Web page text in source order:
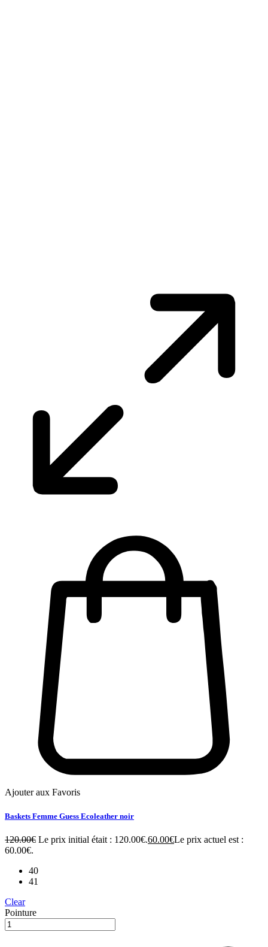
Ajouter aux Favoris
Baskets Femme Guess Ecoleather noir
120.00€ Le prix initial était : 120.00€.60.00€Le prix actuel est :
60.00€.
40
41
Clear
Pointure